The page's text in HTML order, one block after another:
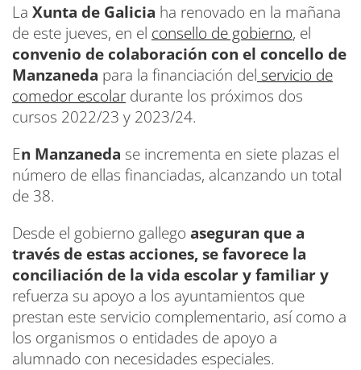
La Xunta de Galicia ha renovado en la mañana
de este jueves, en el consello de gobierno, el
convenio de colaboración con el concello de
Manzaneda para la financiación del servicio de
comedor escolar durante los próximos dos
cursos 2022/23 y 2023/24.
En Manzaneda se incrementa en siete plazas el
número de ellas financiadas, alcanzando un total
de 38.
Desde el gobierno gallego aseguran que a
través de estas acciones, se favorece la
conciliación de la vida escolar y familiar y
refuerza su apoyo a los ayuntamientos que
prestan este servicio complementario, así como a
los organismos o entidades de apoyo a
alumnado con necesidades especiales.